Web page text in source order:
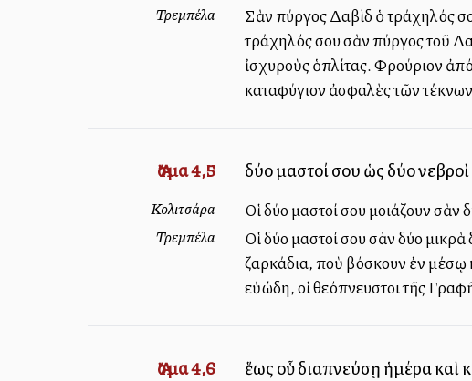
Τρεμπέλα
Σὰν πύργος Δαβὶδ ὁ τράχηλός
τράχηλός σου σὰν πύργος τοῦ
ἰσχυροὺς ὁπλίτας. Φρούριον
καταφύγιον ἀσφαλὲς τῶν
Ἄσμα 4,5 δύο μαστοί σου ὡς δύο νεβροὶ
Κολιτσάρα Οἱ δύο μαστοί σου μοιάζουν σὰν
Τρεμπέλα
Οἱ δύο μαστοί σου σὰν δύο
ζαρκάδια, ποὺ βόσκουν ἐν μέσῳ
εὐώδη, οἱ θεόπνευστοι τῆς
Ἄσμα 4,6
ἕως οὗ διαπνεύσῃ ἡμέρα καὶ